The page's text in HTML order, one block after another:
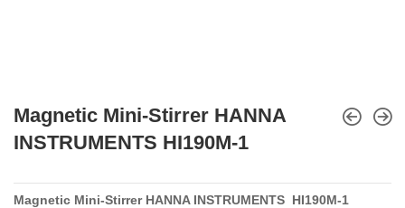
Magnetic Mini-Stirrer HANNA
INSTRUMENTS HI190M-1
Magnetic Mini-Stirrer HANNA INSTRUMENTS HI190M-1